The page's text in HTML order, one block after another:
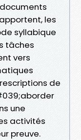
les
syllabique
tâches
vers
de
une
activités
preuve.